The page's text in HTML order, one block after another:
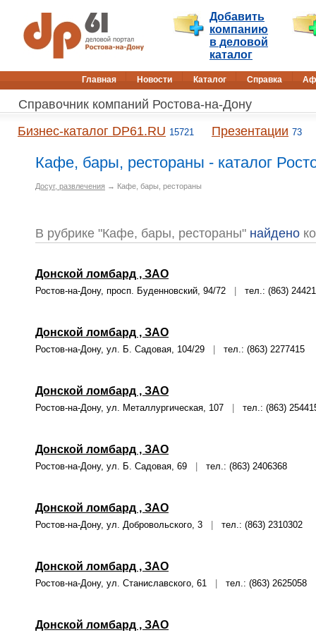
Добавить
компанию
в деловой
каталог
Главная Новости Каталог Справка
Справочник компаний Ростова-на-Дону
Бизнес-каталог DP61.RU 15721 Презентации 73
Кафе, бары, рестораны - каталог
Досуг, развлечения → Кафе, бары, рестораны
В рубрике "Кафе, бары, рестораны" найдено
Донской ломбард , ЗАО
Ростов-на-Дону, просп. Буденновский, 94/72 тел.: (863)
Донской ломбард , ЗАО
Ростов-на-Дону, ул. Б. Садовая, 104/29 тел.: (863) 2277415
Донской ломбард , ЗАО
Ростов-на-Дону, ул. Металлургическая, 107 тел.: (863)
Донской ломбард , ЗАО
Ростов-на-Дону, ул. Б. Садовая, 69 тел.: (863) 2406368
Донской ломбард , ЗАО
Ростов-на-Дону, ул. Добровольского, 3 тел.: (863) 2310302
Донской ломбард , ЗАО
Ростов-на-Дону, ул. Станиславского, 61 тел.: (863) 2625058
Донской ломбард , ЗАО